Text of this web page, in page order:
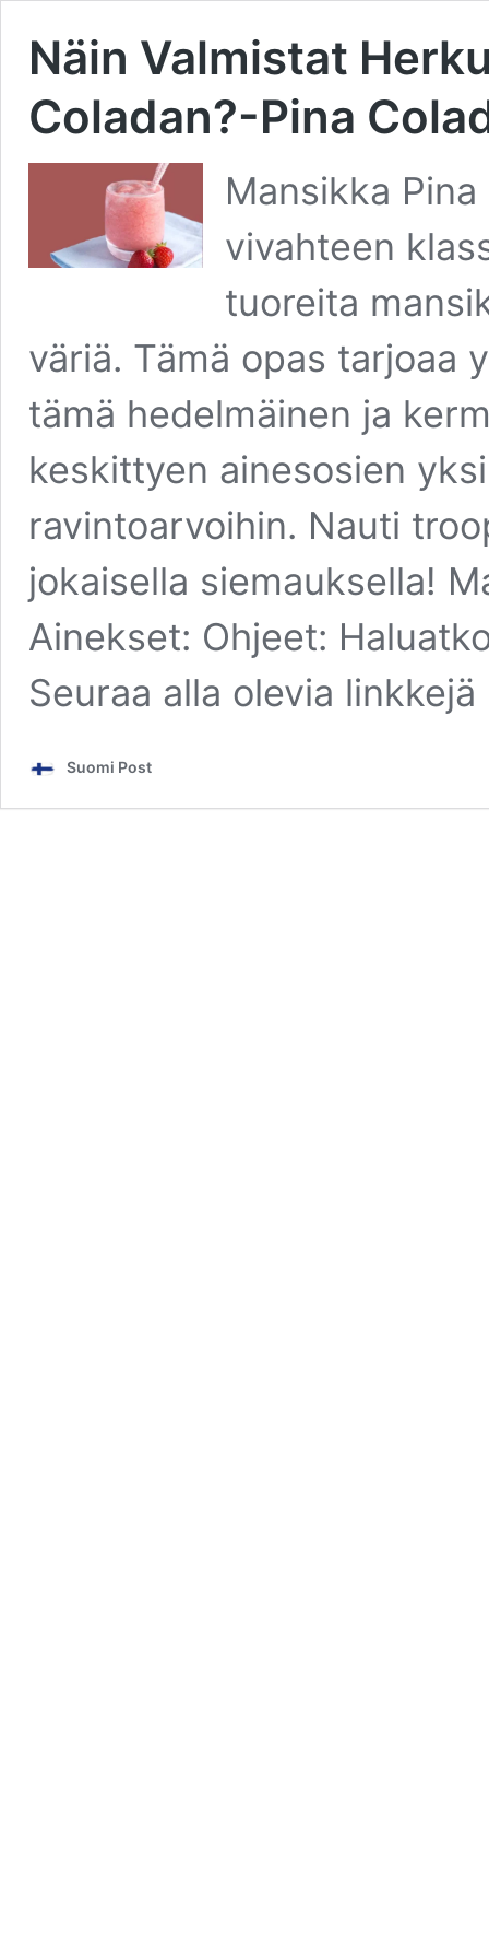
Näin Valmistat
Coladan?-Pina
Mansikka
vivahteen
tuoreita
väriä. Tämä opas tarjoaa
tämä hedelmäinen ja
keskittyen ainesosien
ravintoarvoihin. Nauti
jokaisella siemauksella!
Ainekset: Ohjeet:
Seuraa alla olevia linkkejä
Suomi Post